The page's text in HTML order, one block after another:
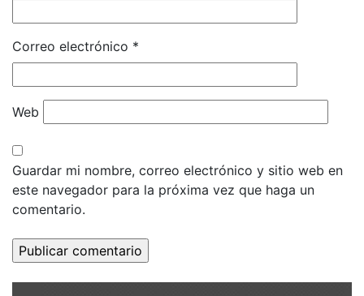
Correo electrónico *
Web
Guardar mi nombre, correo electrónico y sitio web en
este navegador para la próxima vez que haga un
comentario.